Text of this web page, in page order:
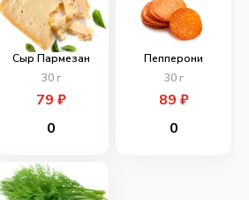
Сыр Пармезан
30г
79 ₽
0
Пепперони
30г
89 ₽
0